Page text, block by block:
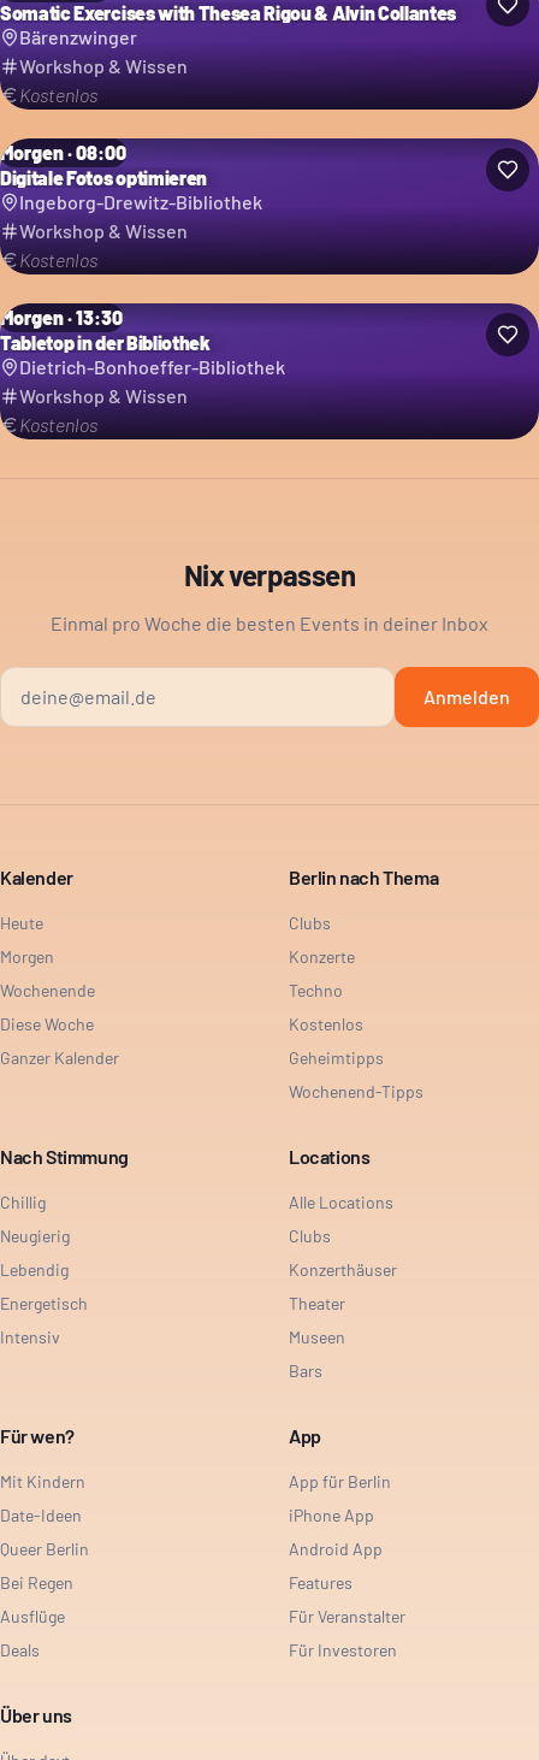
Somatic Exercises with Thesea Rigou & Alvin Collantes
Bärenzwinger
Workshop & Wissen
Kostenlos
Morgen · 08:00
Digitale Fotos optimieren
Ingeborg-Drewitz-Bibliothek
Workshop & Wissen
Kostenlos
Morgen · 13:30
Tabletop in der Bibliothek
Dietrich-Bonhoeffer-Bibliothek
Workshop & Wissen
Kostenlos
Nix verpassen
Einmal pro Woche die besten Events in deiner Inbox
Anmelden
Kalender
Heute
Morgen
Wochenende
Diese Woche
Ganzer Kalender
Berlin nach Thema
Clubs
Konzerte
Techno
Kostenlos
Geheimtipps
Wochenend-Tipps
Nach Stimmung
Chillig
Neugierig
Lebendig
Energetisch
Intensiv
Locations
Alle Locations
Clubs
Konzerthäuser
Theater
Museen
Bars
Für wen?
Mit Kindern
Date-Ideen
Queer Berlin
Bei Regen
Ausflüge
Deals
App
App für Berlin
iPhone App
Android App
Features
Für Veranstalter
Für Investoren
Über uns